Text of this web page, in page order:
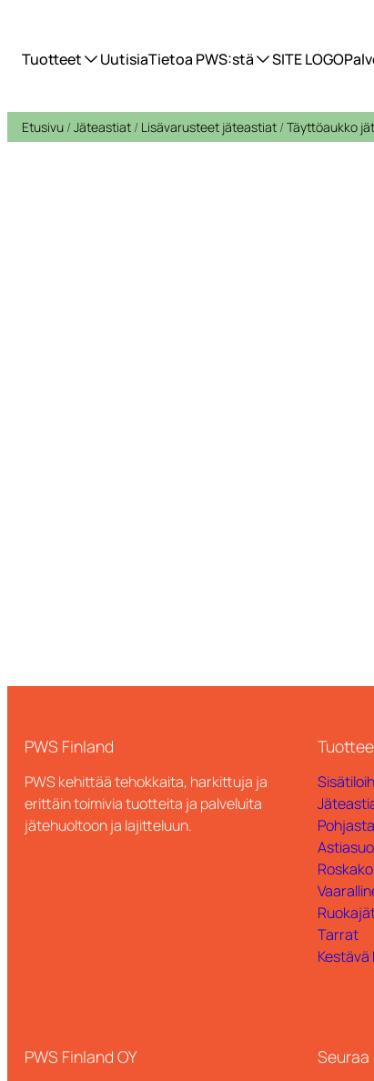
Tuotteet UutisiaTietoa PWS:stä SITE LOGO
Etusivu /Jäteastiat / Lisävarusteet jäteastiat /Täyttöaukko
PWS Finland
PWS kehittää tehokkaita, harkittuja ja
erittäin toimivia tuotteita ja palveluita
jätehuoltoon ja lajitteluun.
Tarrat
PWS Finland OY